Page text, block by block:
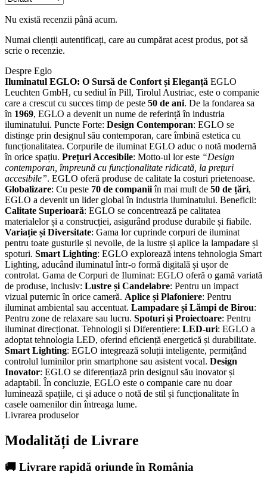
Nu există recenzii până acum.
Numai clienții autentificați, care au cumpărat acest produs, pot să
scrie o recenzie.
Despre Eglo
Iluminatul EGLO: O Sursă de Confort și Eleganță EGLO
Leuchten GmbH, cu sediul în Pill, Tirolul Austriac, este o companie
care a crescut cu succes timp de peste 50 de ani. De la fondarea sa
în 1969, EGLO a devenit un nume de referință în industria
iluminatului. Puncte Forte: Design Contemporan: EGLO se
distinge prin designul său contemporan, care îmbină estetica cu
funcționalitatea. Corpurile de iluminat EGLO aduc o notă modernă
în orice spațiu. Prețuri Accesibile: Motto-ul lor este “Design
contemporan, împreună cu funcționalitate ridicată, la prețuri
accesibile”. EGLO oferă produse de calitate la costuri prietenoase.
Globalizare: Cu peste 70 de companiiîn mai mult de 50 de țări,
EGLO a devenit un lider global în industria iluminatului. Beneficii:
Calitate Superioară: EGLO se concentrează pe calitatea
materialelor și a construcției, asigurând produse durabile și fiabile.
Variație și Diversitate: Gama lor cuprinde corpuri de iluminat
pentru toate gusturile și nevoile, de la lustre și aplice la lampadare și
spoturi. Smart Lighting: EGLO explorează intens tehnologia Smart
Lighting, aducând iluminatul într-o formă digitală și ușor de
controlat. Gama de Corpuri de Iluminat: EGLO oferă o gamă variată
de produse, inclusiv: Lustre și Candelabre: Pentru un impact
vizual puternic în orice cameră. Aplice și Plafoniere: Pentru
iluminat ambiental sau accentuat. Lampadare și Lămpi de Birou:
Pentru zone de relaxare sau lucru. Spoturi și Proiectoare: Pentru
iluminat direcționat. Tehnologii și Diferențiere: LED-uri: EGLO a
adoptat tehnologia LED, oferind eficiență energetică și durabilitate.
Smart Lighting: EGLO integrează soluții inteligente, permițând
controlul luminilor prin smartphone sau asistent vocal. Design
Inovator: EGLO se diferențiază prin designul său inovator și
adaptabil. În concluzie, EGLO este o companie care nu doar
luminează spațiile, ci și aduce o notă de stil și funcționalitate în
casele oamenilor din întreaga lume.
Livrarea produselor
Modalități de Livrare
🚚 Livrare rapidă oriunde în România